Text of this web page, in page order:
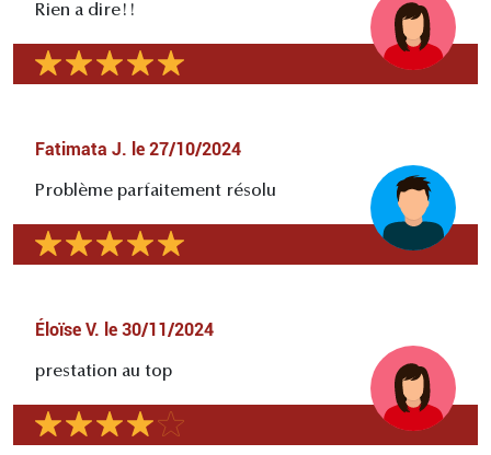
Rien a dire!!
Fatimata J. le 27/10/2024
Problème parfaitement résolu
Éloïse V. le 30/11/2024
prestation au top